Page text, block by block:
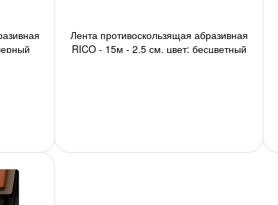
Лента противоскользящая абразивная
RICO - 15м - 2,5 см, цвет: бесцветный